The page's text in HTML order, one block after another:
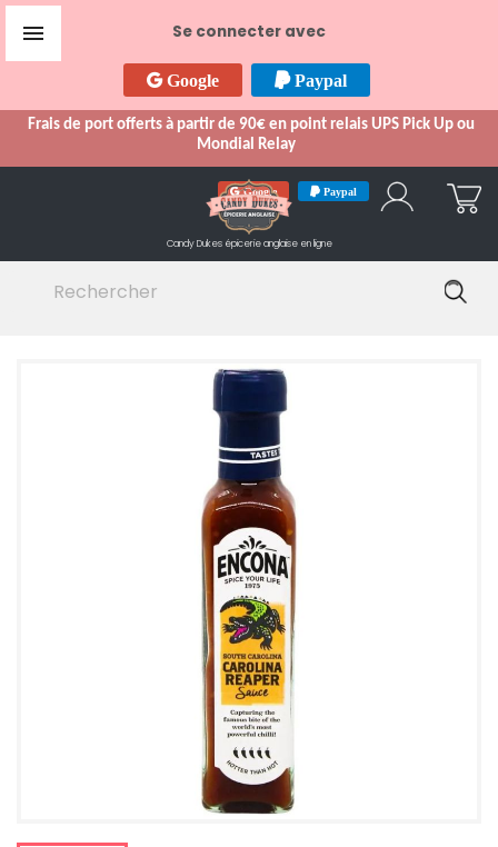
Se connecter avec
Google Paypal
Frais de port offerts à partir de 90€ en point relais UPS Pick Up ou
Mondial Relay

Google Paypal
Candy Dukes épicerie anglaise en ligne